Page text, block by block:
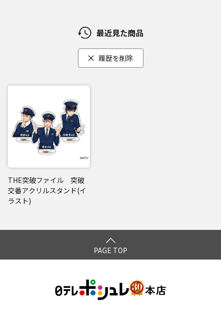
最近見た商品
履歴を削除
THE突破ファイル 突破
交番アクリルスタンド(イ
ラスト)
PAGE TOP